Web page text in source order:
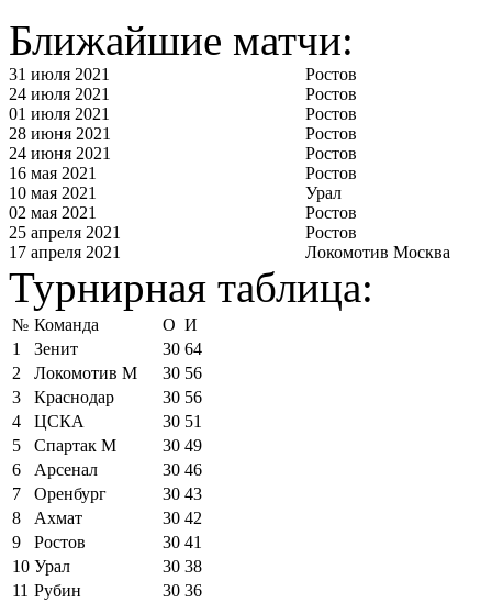
Ближайшие матчи:
31 июля 2021
Ростов
24 июля 2021
Ростов
01 июля 2021
Ростов
28 июня 2021
Ростов
24 июня 2021
Ростов
16 мая 2021
Ростов
10 мая 2021
Урал
02 мая 2021
Ростов
25 апреля 2021
Ростов
17 апреля 2021
Локомотив Москва
Турнирная таблица:
№ Команда О И
1
Зенит 30 64
2
Локомотив М 30 56
3
Краснодар 30 56
4
ЦСКА 30 51
5
Спартак М 30 49
6
Арсенал 30 46
7
Оренбург 30 43
8
Ахмат 30 42
9
Ростов 30 41
10 Урал 30 38
11 Рубин 30 36